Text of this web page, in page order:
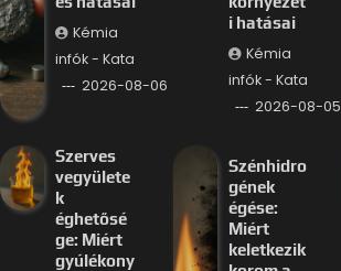
Kémia
infók - Kata
2026-08-06
i hatásai
Kémia
infók - Kata
2026-08-05
Szerves
vegyülete
k
éghetősé
ge: Miért
gyúlékony
Szénhidro
gének
égése:
Miért
keletkezik